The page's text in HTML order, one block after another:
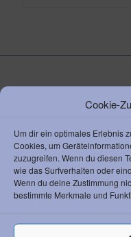
Cookie-
Um dir ein optimales Erlebnis
Cookies, um
zuzugreifen. Wenn du diesen
wie das Surfverhalten oder
Wenn du deine Zustimmung
bestimmte Merkmale und
KONTAKT ZUM AC
Waidallee 8
69469 Weinheim
Vorstandsvorsitzender
Telefon:+49 6201 259
Email: info@ac-